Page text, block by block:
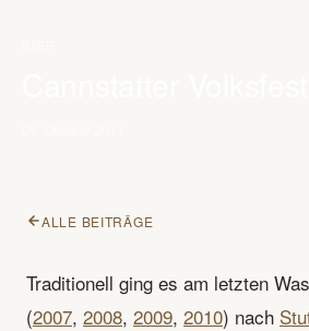
ALLE BEITRÄGE
Traditionell ging es am letzten
(2007, 2008, 2009, 2010) nach